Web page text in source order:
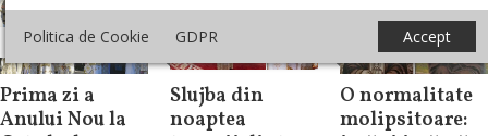
Politica de Cookie GDPR Accept
Știri
Prima zi a
Anului Nou la
Știri
Slujba din
noaptea
Educaţie
O normalitate
molipsitoare: